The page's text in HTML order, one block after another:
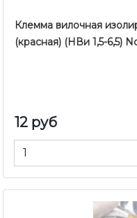
Клемма вилочная
(красная) (НВи 1,5-6,5)
12 руб